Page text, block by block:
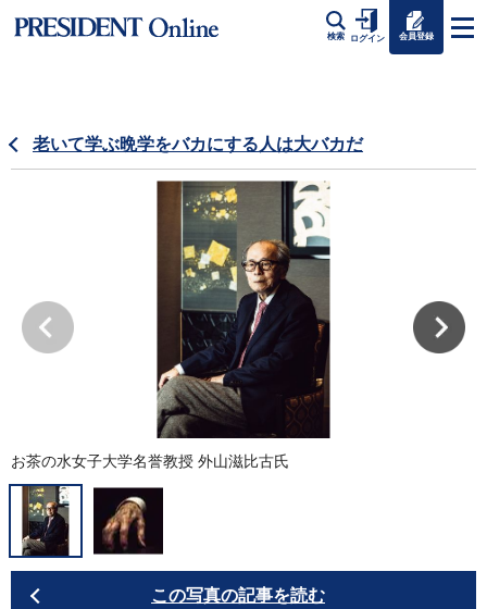
検索 ログイン 会員登録
老いて学ぶ晩学をバカにする人は大バカだ
お茶の水女子大学名誉教授 外山滋比古氏
この写真の記事を読む